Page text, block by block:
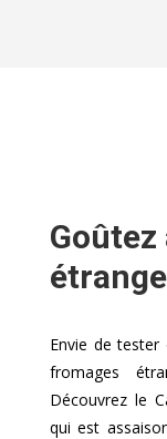
Envie de tester
fromages
Découvrez le
qui est